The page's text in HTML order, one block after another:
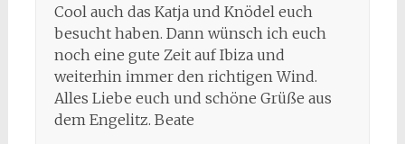
Cool auch das Katja und Knödel euch
besucht haben. Dann wünsch ich euch
noch eine gute Zeit auf Ibiza und
weiterhin immer den richtigen Wind.
Alles Liebe euch und schöne Grüße aus
dem Engelitz. Beate